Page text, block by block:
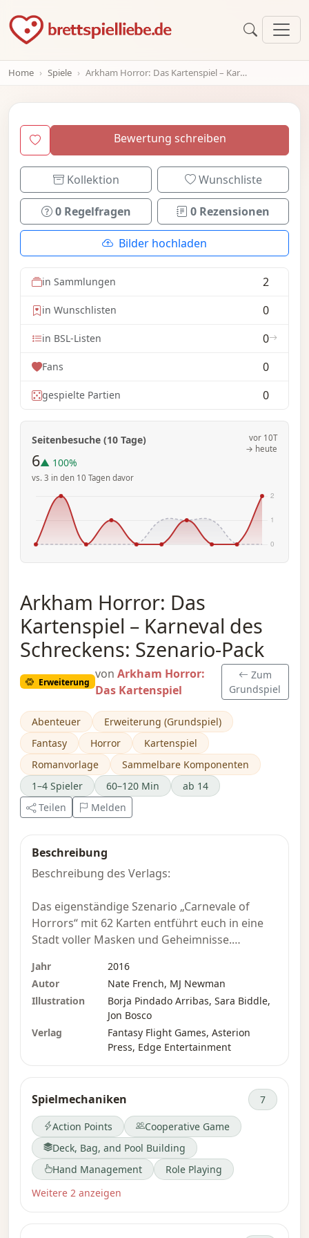
Home Spiele Arkham Horror: Das Kartenspiel – Karneval des Schreckens: Szenario-Pack
Bewertung schreiben
Kollektion Wunschliste
0 Regelfragen 0 Rezensionen
Bilder hochladen
in Sammlungen 2
in Wunschlisten 0
in BSL-Listen 0
Fans 0
gespielte Partien 0
Seitenbesuche (10 Tage)
6▲ 100%
vs. 3 in den 10 Tagen davor
vor 10T
→ heute
Arkham Horror: Das
Kartenspiel – Karneval des
Schreckens: Szenario-Pack
Erweiterung
von Arkham Horror:
Das Kartenspiel
Zum
Grundspiel
Abenteuer
Erweiterung (Grundspiel)
Fantasy
Horror
Kartenspiel
Romanvorlage
Sammelbare Komponenten
1–4 Spieler
60–120 Min
ab 14
Teilen
Melden
Beschreibung
Beschreibung des Verlags:
Das eigenständige Szenario „Carnevale of
Horrors“ mit 62 Karten entführt euch in eine
Stadt voller Masken und Geheimnisse.
Feiernden füllen, treiben maskierte
Verschwörer ihre finsteren Pläne voran,
Schatten hüllen die Stadt ein und etwas
Schreckliches erhebt sich aus der Lagune …
„Carnevale of Horrors“ kann auch als
Ihre laufende Kampagne von „Arkham Horror:
Das Kartenspiel“ einfügen lässt. Es fordert Sie
und Ihre Mitermittler heraus, sich geschickt
zwischen den maskierten Feiernden zu
bewegen, die durch die Straßen Venedigs
ziehen, um eine schreckliche Verschwörung
aufzudecken. Doch während das Fest des
Jahr
2016
Autor
Nate French, MJ Newman
Illustration
Borja Pindado Arribas, Sara Biddle,
Jon Bosco
Verlag
Fantasy Flight Games, Asterion
Press, Edge Entertainment
Spielmechaniken 7
Action Points
Cooperative Game
Deck, Bag, and Pool Building
Hand Management
Role Playing
Weitere 2 anzeigen